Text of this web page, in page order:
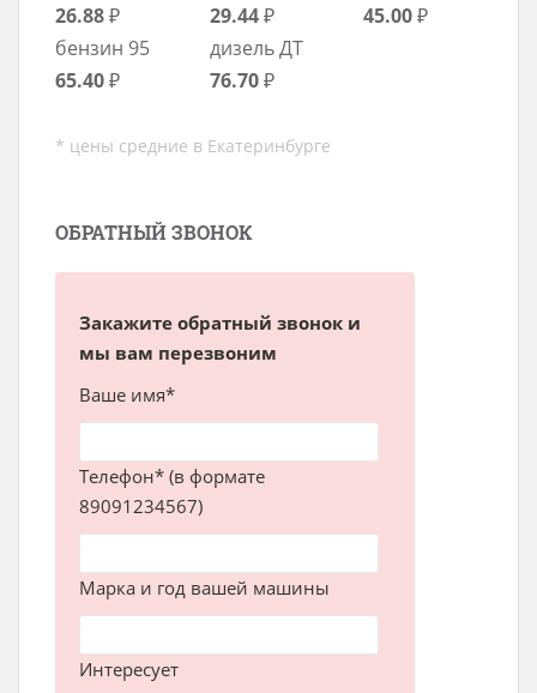
26.88₽
29.44₽
45.00₽
бензин 95
65.40₽
дизель ДТ
76.70₽
* цены средние в Екатеринбурге
ОБРАТНЫЙ ЗВОНОК
Закажите обратный звонок и
мы вам перезвоним
Ваше имя*
Телефон* (в формате
89091234567)
Марка и год вашей машины
Интересует